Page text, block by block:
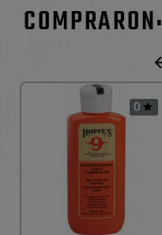
COMPRARON:
0 